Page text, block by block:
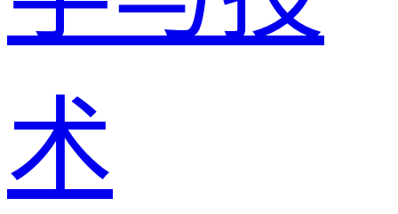
术